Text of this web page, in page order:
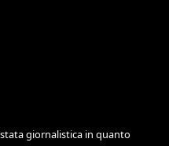
giornalistica in quanto